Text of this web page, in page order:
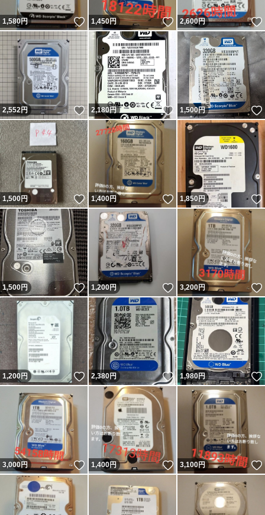
1,580円 いいね！
1,450円 いいね！
2,600円
2,552円 いいね！
2,180円 いいね！
1,500円
1,500円 いいね！
1,400円 いいね！
1,850円
1,500円 いいね！
1,200円 いいね！
3,200円
1,200円 いいね！
2,380円 いいね！
1,980円
3,000円 いいね！
1,400円 いいね！
3,100円